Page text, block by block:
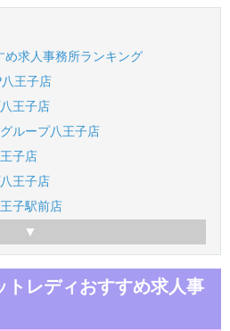
求人事務所ランキング
王子店
王子店
ループ八王子店
子店
王子店
子駅前店
トレディおすすめ求人事